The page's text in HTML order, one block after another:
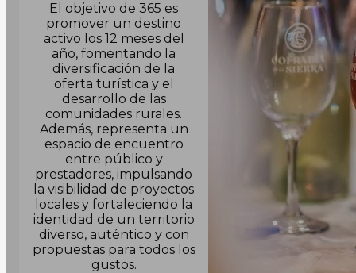
El objetivo de 365 es
promover un destino
activo los 12 meses del
año, fomentando la
diversificación de la
oferta turística y el
desarrollo de las
comunidades rurales.
Además, representa un
espacio de encuentro
entre público y
prestadores, impulsando
la visibilidad de proyectos
locales y fortaleciendo la
identidad de un territorio
diverso, auténtico y con
propuestas para todos los
gustos.